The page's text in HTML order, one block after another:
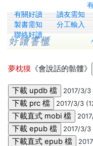
有關好讀 讀友需知
製書需知
分工輸入
聯絡好讀
夢枕獏 《會說話的骷髏》
2017/3/3
2017/3/3
2017/3/3